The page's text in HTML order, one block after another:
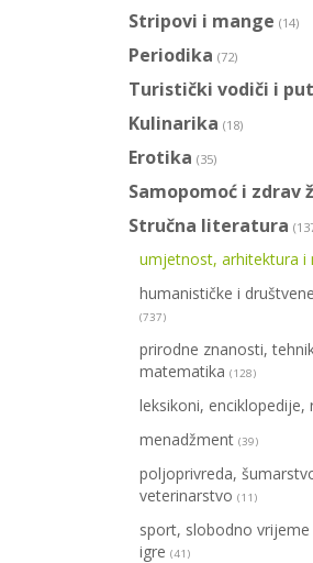
Stripovi i mange (14)
Periodika (72)
Turistički vodiči i
Kulinarika (18)
Erotika (35)
Samopomoć i zdrav
Stručna literatura
umjetnost, arhitektura i
humanističke i
(737)
prirodne znanosti,
matematika (128)
leksikoni, enciklopedije,
menadžment (39)
poljoprivreda,
veterinarstvo (11)
sport, slobodno vrijeme
igre (41)